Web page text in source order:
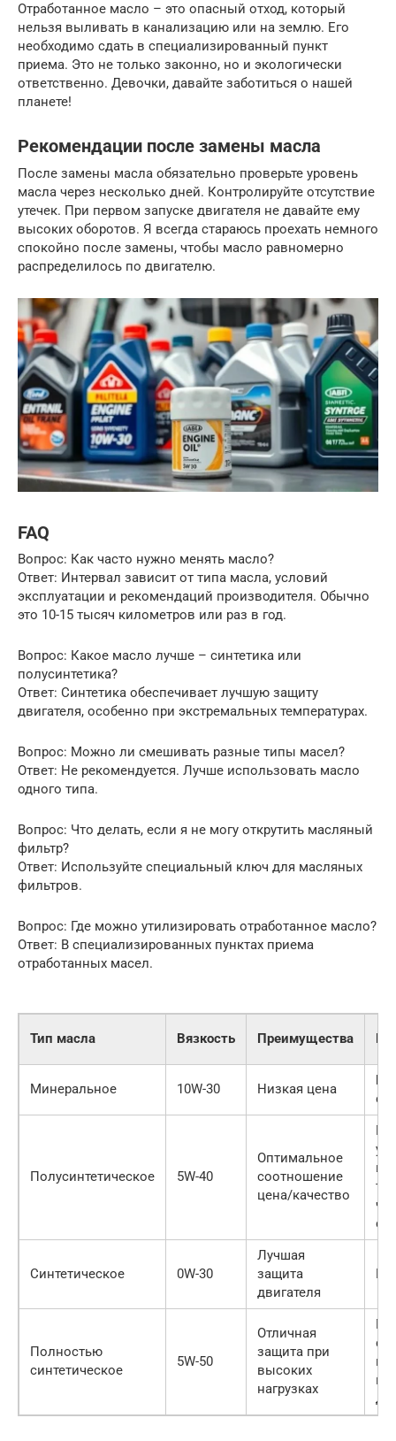
Отработанное масло – это опасный отход, который
нельзя выливать в канализацию или на землю. Его
необходимо сдать в специализированный пункт
приема. Это не только законно, но и экологически
ответственно. Девочки, давайте заботиться о нашей
планете!
Рекомендации после замены масла
После замены масла обязательно проверьте уровень
масла через несколько дней. Контролируйте отсутствие
утечек. При первом запуске двигателя не давайте ему
высоких оборотов. Я всегда стараюсь проехать немного
спокойно после замены, чтобы масло равномерно
распределилось по двигателю.
FAQ
Вопрос: Как часто нужно менять масло?
Ответ: Интервал зависит от типа масла, условий
эксплуатации и рекомендаций производителя. Обычно
это 10-15 тысяч километров или раз в год.
Вопрос: Какое масло лучше – синтетика или
полусинтетика?
Ответ: Синтетика обеспечивает лучшую защиту
двигателя, особенно при экстремальных температурах.
Вопрос: Можно ли смешивать разные типы масел?
Ответ: Не рекомендуется. Лучше использовать масло
одного типа.
Вопрос: Что делать, если я не могу открутить масляный
фильтр?
Ответ: Используйте специальный ключ для масляных
фильтров.
Вопрос: Где можно утилизировать отработанное масло?
Ответ: В специализированных пунктах приема
отработанных масел.
Тип масла Вязкость Преимущества
Минеральное 10W-30 Низкая цена
Полусинтетическое 5W-40
Оптимальное
соотношение
цена/качество
Синтетическое 0W-30
Лучшая
защита
двигателя
Полностью
синтетическое
5W-50
Отличная
защита при
высоких
нагрузках